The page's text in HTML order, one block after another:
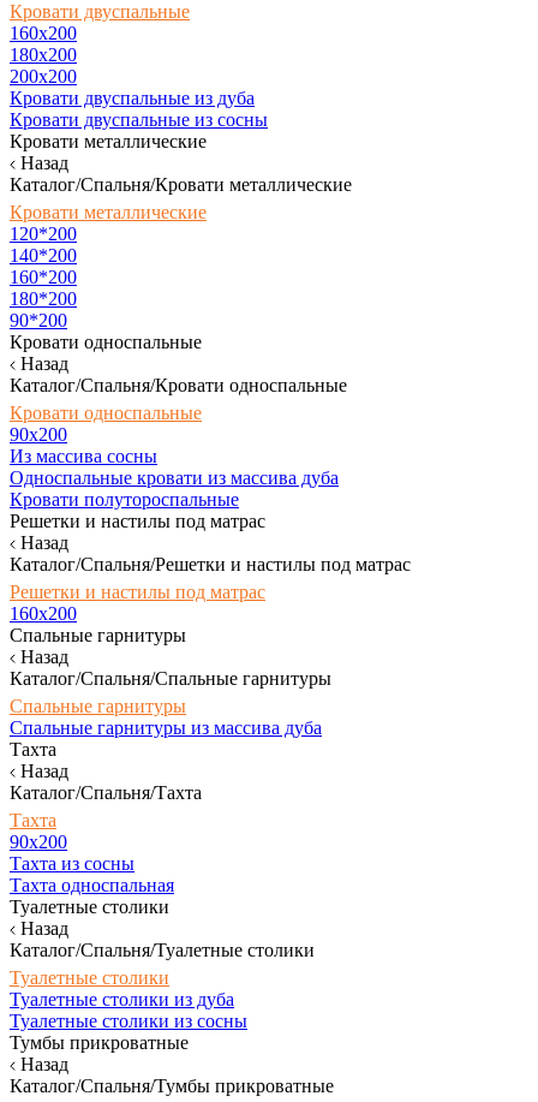
Кровати двуспальные
160х200
180x200
200x200
Кровати двуспальные из дуба
Кровати двуспальные из сосны
Кровати металлические
Назад
Каталог/Спальня/Кровати металлические
Кровати металлические
120*200
140*200
160*200
180*200
90*200
Кровати односпальные
Назад
Каталог/Спальня/Кровати односпальные
Кровати односпальные
90х200
Из массива сосны
Односпальные кровати из массива дуба
Кровати полутороспальные
Решетки и настилы под матрас
Назад
Каталог/Спальня/Решетки и настилы под матрас
Решетки и настилы под матрас
160х200
Спальные гарнитуры
Назад
Каталог/Спальня/Спальные гарнитуры
Спальные гарнитуры
Спальные гарнитуры из массива дуба
Тахта
Назад
Каталог/Спальня/Тахта
Тахта
90х200
Тахта из сосны
Тахта односпальная
Туалетные столики
Назад
Каталог/Спальня/Туалетные столики
Туалетные столики
Туалетные столики из дуба
Туалетные столики из сосны
Тумбы прикроватные
Назад
Каталог/Спальня/Тумбы прикроватные